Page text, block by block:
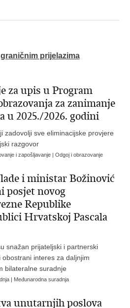
prijelazima
za upis u Program
za zanimanje
u 2025./2026. godini
zadovolji sve eliminacijske provjere
razgovor
i zapošljavanje | Odgoj i obrazovanje
i ministar Božinović
posjet novog
Republike
Hrvatskoj Pascala
snažan prijateljski i partnerski
interes za daljnjim
bilateralne suradnje
| Međunarodna suradnja
unutarnjih poslova